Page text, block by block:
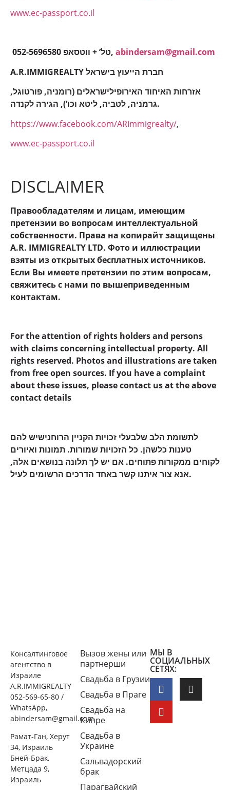
www.ec-passport.co.il
052-5696580 טל’ + ווטסאפ, abindersam@gmail.com
A.R.IMMIGREALTY חברת הייעוץ בישראל
אזרחות האיחוד האירופילישראלים (רומניה, פורטוגל,
גרמניה, לטביה, ליטא וכו’), הגירה לקנדה.
https://www.facebook.com/ARImmigrealty/,
www.ec-passport.co.il
DISCLAIMER
Правообладателям и лицам, имеющим
претензии во вопросам интеллектуальной
собственности. Права на копирайт защищены
A.R. IMMIGREALTY LTD. Фото и иллюстрации
взяты из открытых бесплатных источников.
Если Вы имеете претензии по этим вопросам,
свяжитесь с нами по вышеприведенным
контактам.
For the attention of rights holders and persons
with claims concerning intellectual property. All
rights reserved. Photos and illustrations are taken
from free open sources. If you have a complaint
about these issues, please contact us at the above
contact details
לתשומת הלב שלבעלי זכויות הקניין הרוחנישיש להם
טענות כלשהן. כל הזכויות שמורות. תמונות ואיורים
לקוחים ממקורות פתוחים. אם יש לך תלונה בנושאים אלה,
אנא צור איתנו קשר באחד הדרכים הרשומים לעיל.
Консалтинговое
агентство в
Израиле
A.R.IMMIGREALTY
052-569-65-80 /
WhatsApp,
abindersam@gmail.com
Рамат-Ган, Херут
34, Израиль
Бней-Брак,
Метцада 9,
Израиль
Вызов жены или
партнерши
Свадьба в Грузии
Свадьба в Праге
Свадьба на
Кипре
Свадьба в
Украине
Сальвадорский
брак
Парагвайский
МЫ В
СОЦИАЛЬНЫХ
СЕТЯХ: